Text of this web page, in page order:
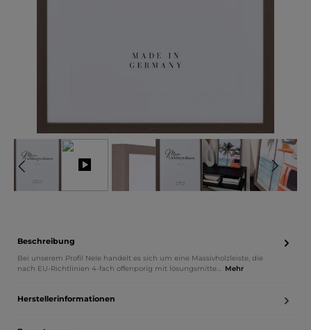
Beschreibung
Bei unserem Profil Nele handelt es sich um eine Massivholzleiste, die
nach EU-Richtlinien 4-fach offenporig mit lösungsmitte… Mehr
Herstellerinformationen